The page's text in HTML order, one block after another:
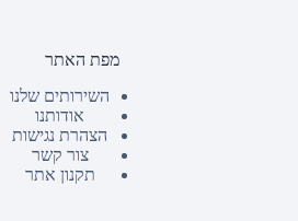
מפת האתר
השירותים שלנו
אודותנו
הצהרת נגישות
צור קשר
תקנון אתר